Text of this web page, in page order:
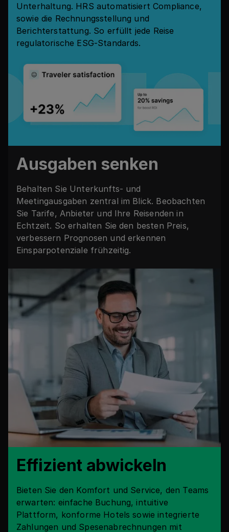
Unterhaltung. HRS automatisiert Compliance,
sowie die Rechnungsstellung und
Berichterstattung. So erfüllt jede Reise
regulatorische ESG-Standards.
Ausgaben senken
Behalten Sie Unterkunfts- und
Meetingausgaben zentral im Blick. Beobachten
Sie Tarife, Anbieter und Ihre Reisenden in
Echtzeit. So erhalten Sie den besten Preis,
verbessern Prognosen und erkennen
Einsparpotenziale frühzeitig.
Effizient abwickeln
Bieten Sie den Komfort und Service, den Teams
erwarten: einfache Buchung, intuitive
Plattform, konforme Hotels sowie integrierte
Zahlungen und Spesenabrechnungen mit